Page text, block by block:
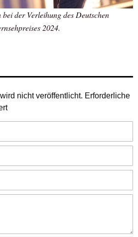
der Verleihung des Deutschen
2024.
nicht veröffentlicht. Erforderliche